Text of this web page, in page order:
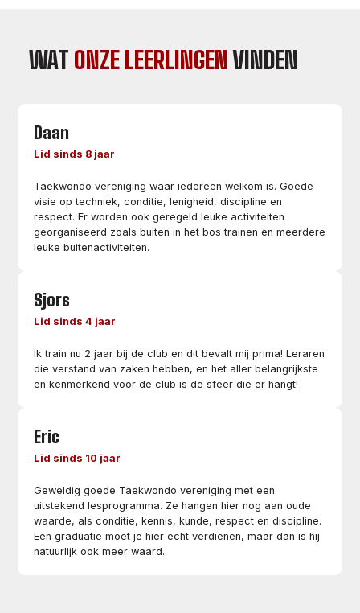
WAT ONZE LEERLINGEN VINDEN
Daan
Lid sinds 8 jaar
Taekwondo vereniging waar iedereen welkom is. Goede
visie op techniek, conditie, lenigheid, discipline en
respect. Er worden ook geregeld leuke activiteiten
georganiseerd zoals buiten in het bos trainen en meerdere
leuke buitenactiviteiten.
Sjors
Lid sinds 4 jaar
Ik train nu 2 jaar bij de club en dit bevalt mij prima! Leraren
die verstand van zaken hebben, en het aller belangrijkste
en kenmerkend voor de club is de sfeer die er hangt!
Eric
Lid sinds 10 jaar
Geweldig goede Taekwondo vereniging met een
uitstekend lesprogramma. Ze hangen hier nog aan oude
waarde, als conditie, kennis, kunde, respect en discipline.
Een graduatie moet je hier echt verdienen, maar dan is hij
natuurlijk ook meer waard.